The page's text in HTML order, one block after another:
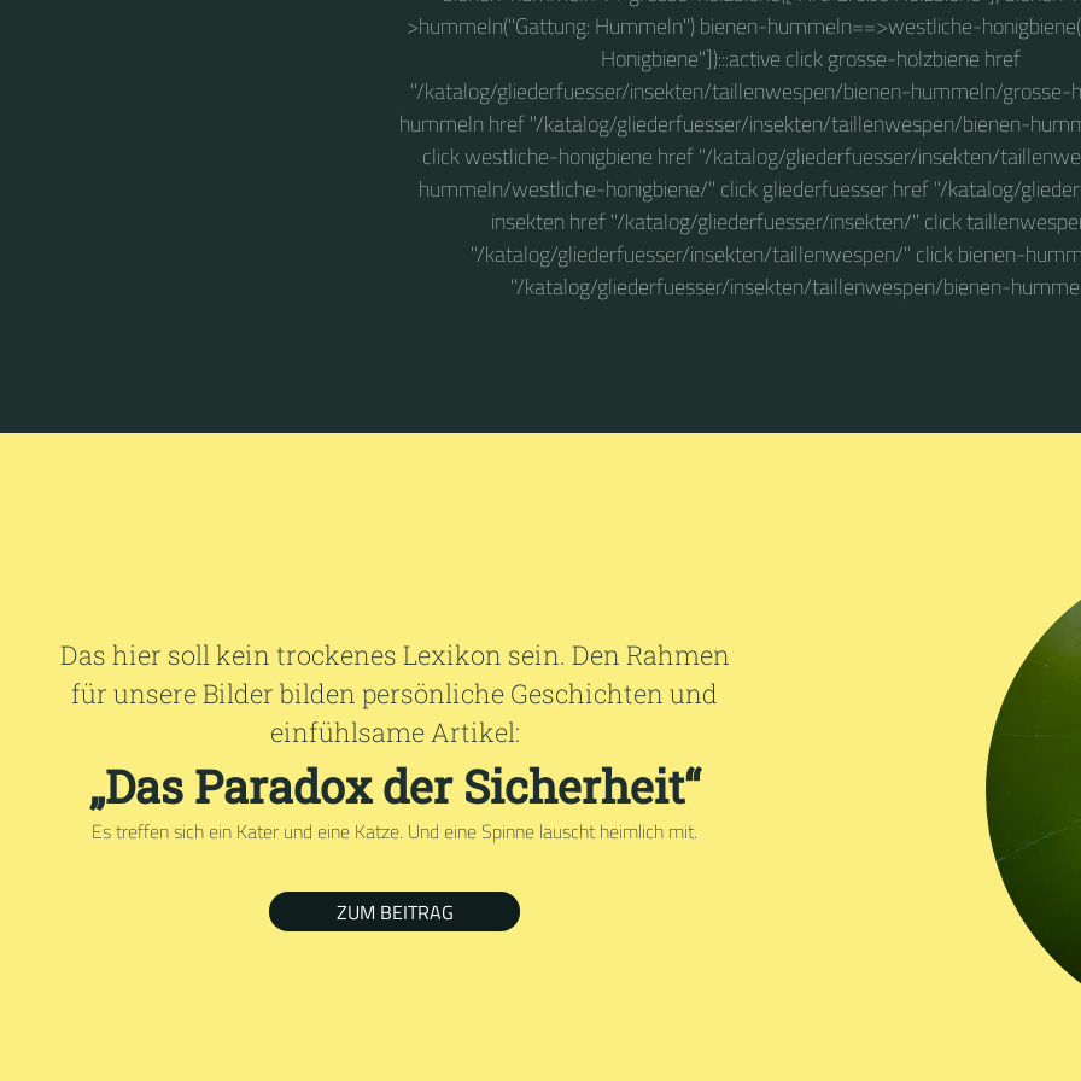
>hummeln("Gattung: Hummeln") bienen-hummeln==>westliche-
Honigbiene"]):::active click grosse-holzbiene href
"/katalog/gliederfuesser/insekten/taillenwespen/bienen-hummeln/grosse-
hummeln href "/katalog/gliederfuesser/insekten/taillenwespen/bienen-
click westliche-honigbiene href "/katalog/gliederfuesser/insekten/
hummeln/westliche-honigbiene/" click gliederfuesser href "/katalog/
insekten href "/katalog/gliederfuesser/insekten/" click
"/katalog/gliederfuesser/insekten/taillenwespen/" click bienen-
"/katalog/gliederfuesser/insekten/taillenwespen/bienen-
Das hier soll kein trockenes Lexikon sein. Den Rahmen
für unsere Bilder bilden persönliche Geschichten und
einfühlsame Artikel:
„Das Paradox der Sicherheit“
Es treffen sich ein Kater und eine Katze. Und eine Spinne lauscht heimlich mit.
ZUM BEITRAG